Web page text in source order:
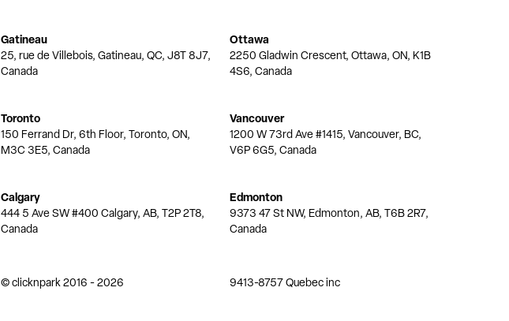
Gatineau
25, rue de Villebois, Gatineau, QC, J8T 8J7,
Canada
Ottawa
2250 Gladwin Crescent, Ottawa, ON, K1B
4S6, Canada
Toronto
150 Ferrand Dr, 6th Floor, Toronto, ON,
M3C 3E5, Canada
Vancouver
1200 W 73rd Ave #1415, Vancouver, BC,
V6P 6G5, Canada
Calgary
444 5 Ave SW #400 Calgary, AB, T2P 2T8,
Canada
Edmonton
9373 47 St NW, Edmonton, AB, T6B 2R7,
Canada
© clicknpark2016 -2026 9413-8757 Quebec inc